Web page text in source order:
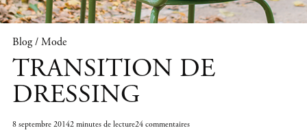
Blog / Mode
TRANSITION DE
DRESSING
8 septembre 20142 minutes de lecture24 commentaires